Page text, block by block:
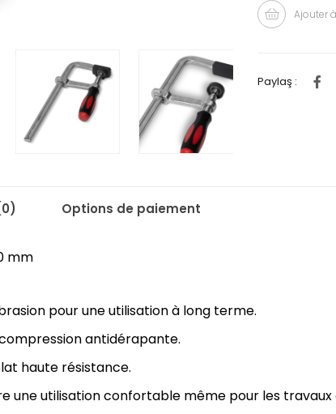
Ajouter
Paylaş :
Options de paiement
mm
pour une utilisation à long terme.
antidérapante.
haute résistance.
une utilisation confortable même pour les travaux